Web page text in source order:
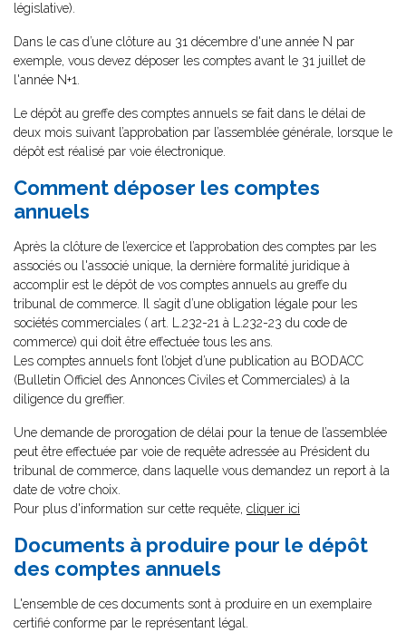
législative).
Dans le cas d’une clôture au 31 décembre d'une année N par
exemple, vous devez déposer les comptes avant le 31 juillet de
l'année N+1.
Le dépôt au greffe des comptes annuels se fait dans le délai de
deux mois suivant l’approbation par l’assemblée générale, lorsque le
dépôt est réalisé par voie électronique.
Comment déposer les comptes
annuels
Après la clôture de l’exercice et l’approbation des comptes par les
associés ou l'associé unique, la dernière formalité juridique à
accomplir est le dépôt de vos comptes annuels au greffe du
tribunal de commerce. Il s’agit d’une obligation légale pour les
sociétés commerciales ( art. L.232-21 à L.232-23 du code de
commerce) qui doit être effectuée tous les ans.
Les comptes annuels font l’objet d’une publication au BODACC
(Bulletin Officiel des Annonces Civiles et Commerciales) à la
diligence du greffier.
Une demande de prorogation de délai pour la tenue de l’assemblée
peut être effectuée par voie de requête adressée au Président du
tribunal de commerce, dans laquelle vous demandez un report à la
date de votre choix.
Pour plus d'information sur cette requête, cliquer ici
Documents à produire pour le dépôt
des comptes annuels
L'ensemble de ces documents sont à produire en un exemplaire
certifié conforme par le représentant légal.